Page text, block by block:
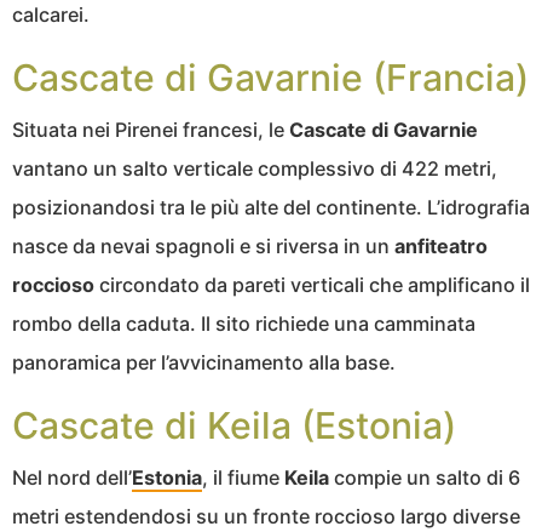
calcarei.
Cascate di Gavarnie (Francia)
Situata nei Pirenei francesi, le Cascate di Gavarnie
vantano un salto verticale complessivo di 422 metri,
posizionandosi tra le più alte del continente. L’idrografia
nasce da nevai spagnoli e si riversa in un anfiteatro
roccioso circondato da pareti verticali che amplificano il
rombo della caduta. Il sito richiede una camminata
panoramica per l’avvicinamento alla base.
Cascate di Keila (Estonia)
Nel nord dell’Estonia, il fiume Keila compie un salto di 6
metri estendendosi su un fronte roccioso largo diverse